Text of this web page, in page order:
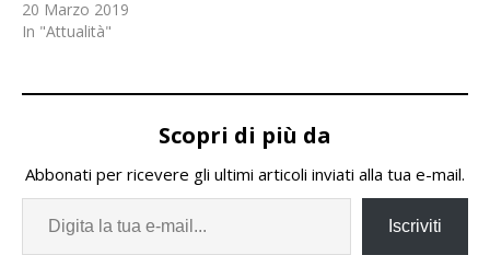
Alessandria si terrà un
presidi, organizzato da
Sociale, Comunità San
Una di Meno Alessandria,
sono…
20 Marzo 2019
In "Attualità"
Scopri di più da
Abbonati per ricevere gli ultimi articoli inviati alla tua e-mail.
Iscriviti